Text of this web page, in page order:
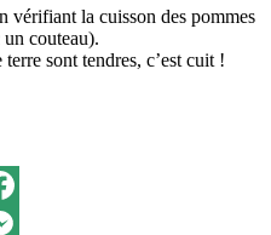
vérifiant la cuisson des pommes
couteau).
sont tendres, c’est cuit !
Facebook